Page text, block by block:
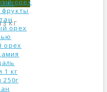
орех
орех
орех
1 кг
КГ